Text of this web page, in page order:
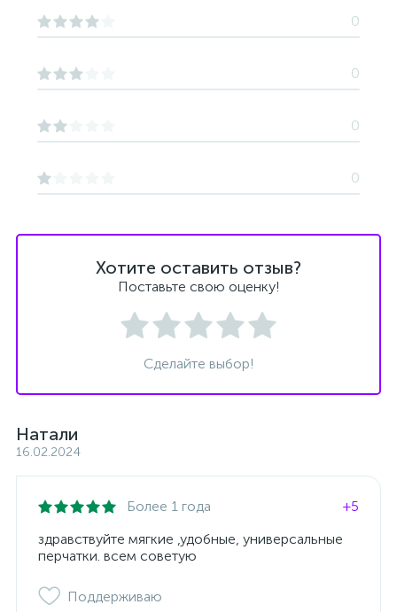
Хотите оставить отзыв?
Поставьте свою оценку!
Сделайте выбор!
Натали
16.02.2024
Более 1 года
+5
здравствуйте мягкие ,удобные, универсальные
перчатки. всем советую
Поддерживаю
0
0
0
0